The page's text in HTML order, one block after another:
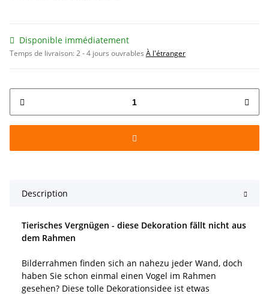
Disponible immédiatement
Temps de livraison:2 - 4 jours ouvrables À l'étranger
Description
Tierisches Vergnügen - diese Dekoration fällt nicht aus
dem Rahmen
Bilderrahmen finden sich an nahezu jeder Wand, doch
haben Sie schon einmal einen Vogel im Rahmen
gesehen? Diese tolle Dekorationsidee ist etwas